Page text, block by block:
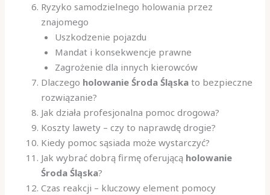
Ryzyko samodzielnego holowania przez
znajomego
Uszkodzenie pojazdu
Mandat i konsekwencje prawne
Zagrożenie dla innych kierowców
Dlaczego holowanie Środa Śląska to bezpieczne
rozwiązanie?
Jak działa profesjonalna pomoc drogowa?
Koszty lawety – czy to naprawdę drogie?
Kiedy pomoc sąsiada może wystarczyć?
Jak wybrać dobrą firmę oferującą holowanie
Środa Śląska?
Czas reakcji – kluczowy element pomocy